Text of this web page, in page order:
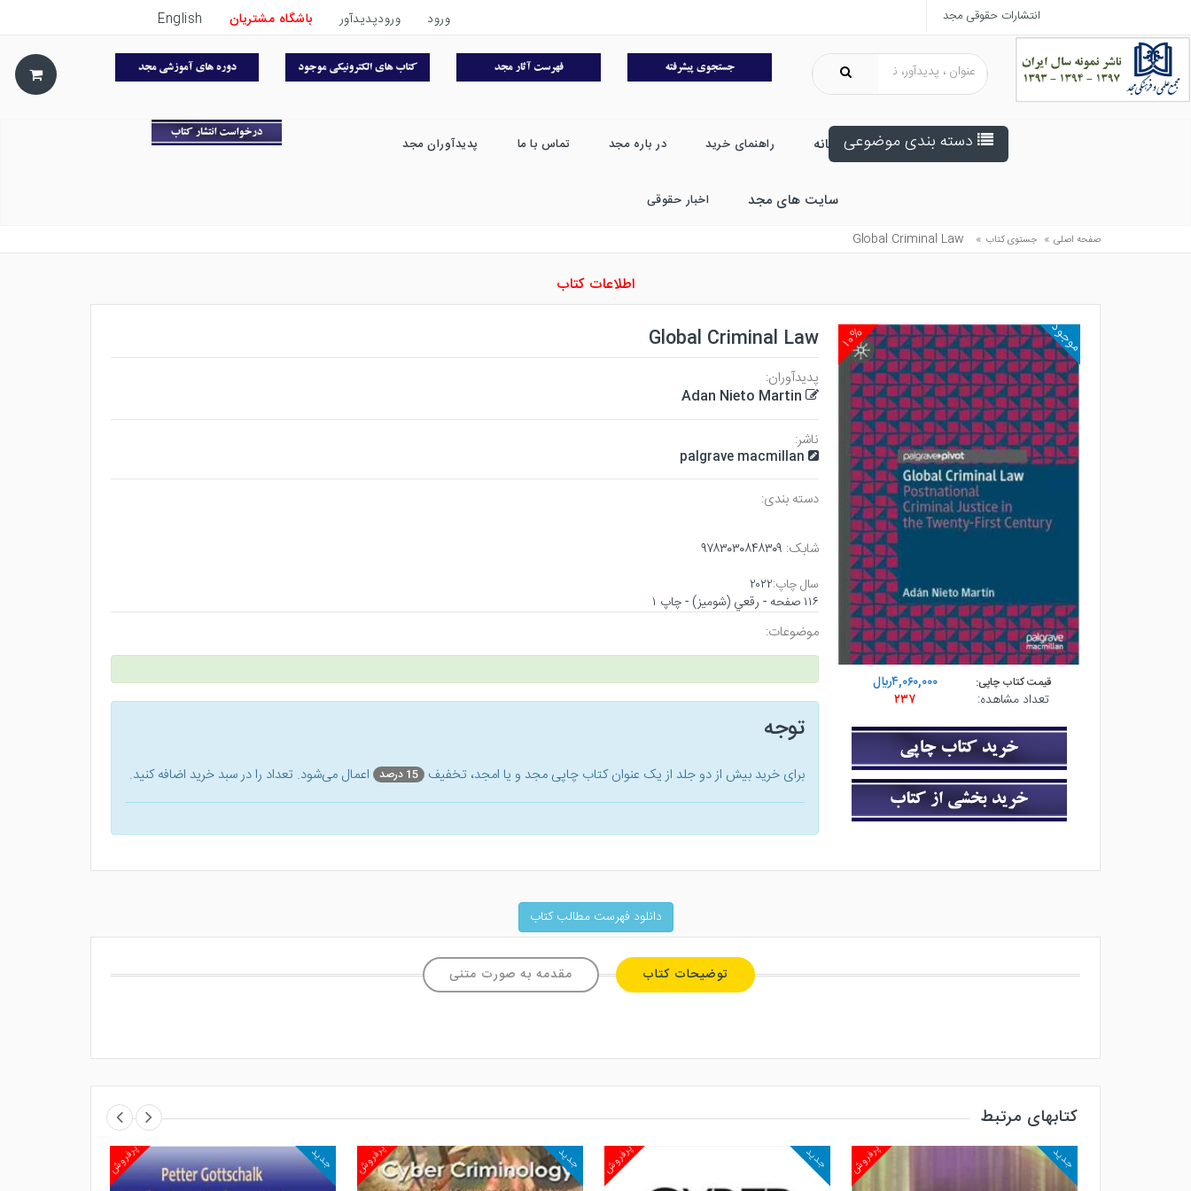
انتشارات حقوقی مجد ورود ورودپدیدآور باشگاه مشتریان English
دسته بندی موضوعی خانه راهنمای خرید در باره مجد تماس با ما پدیدآوران مجد
سایت های مجد اخبار حقوقی
صفحه اصلی » جستوی کتاب »
Global Criminal Law
اطلاعات کتاب
۱۰% موجود
قیمت کتاب چاپی:
۴,۰۶۰,۰۰۰ريال
تعداد مشاهده:
۲۳۷
Global Criminal Law
پدیدآوران:
Adan Nieto Martin
ناشر:
palgrave macmillan
دسته بندی:
شابک: ۹۷۸۳۰۳۰۸۴۸۳۰۹
سال چاپ:۲۰۲۲
۱۱۶ صفحه - رقعي (شوميز) - چاپ ۱
موضوعات:
توجه
برای خرید بیش از دو جلد از یک عنوان کتاب‌ چاپی مجد و یا امجد، تخفیف 15 درصد اعمال می‌شود. تعداد را در سبد خرید اضافه کنید.
دانلود فهرست مطالب کتاب
توضیحات کتاب مقدمه به صورت متنی
کتابهای مرتبط
پرفروش جدید پرفروش جدید پرفروش جدید پرفروش جدید